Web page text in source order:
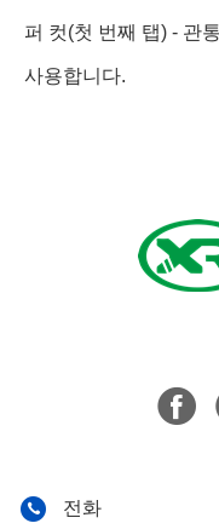
퍼 컷(첫 번째 탭) - 관
사용합니다.
전화